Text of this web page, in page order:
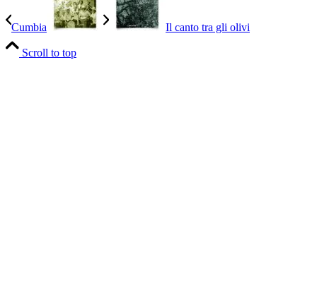
Cumbia Il canto tra gli olivi
Scroll to top